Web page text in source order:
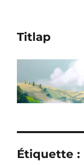
Titlap
Étiquette :